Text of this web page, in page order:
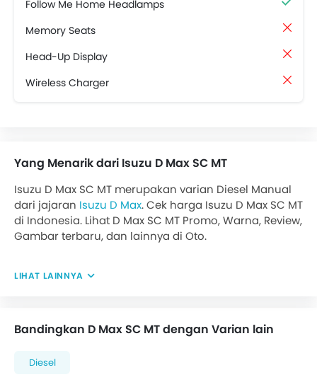
Follow Me Home Headlamps
Memory Seats
Head-Up Display
Wireless Charger
Yang Menarik dari Isuzu D Max SC MT
Isuzu D Max SC MT merupakan varian Diesel Manual
dari jajaran Isuzu D Max. Cek harga Isuzu D Max SC MT
di Indonesia. Lihat D Max SC MT Promo, Warna, Review,
Gambar terbaru, dan lainnya di Oto.
LIHAT LAINNYA
Bandingkan D Max SC MT dengan Varian lain
Diesel